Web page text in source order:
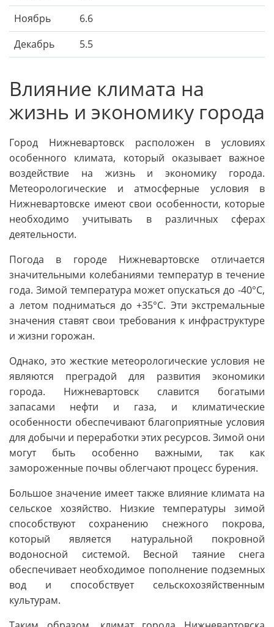
Ноябрь
6.6
Декабрь
5.5
Влияние климата на
жизнь и экономику города
Город Нижневартовск расположен в условиях
особенного климата, который оказывает важное
воздействие на жизнь и экономику города.
Метеорологические и атмосферные условия в
Нижневартовске имеют свои особенности, которые
необходимо учитывать в различных сферах
деятельности.
Погода в городе Нижневартовске отличается
значительными колебаниями температур в течение
года. Зимой температура может опускаться до -40°C,
а летом подниматься до +35°C. Эти экстремальные
значения ставят свои требования к инфраструктуре
и жизни горожан.
Однако, это жесткие метеорологические условия не
являются преградой для развития экономики
города. Нижневартовск славится богатыми
запасами нефти и газа, и климатические
особенности обеспечивают благоприятные условия
для добычи и переработки этих ресурсов. Зимой они
могут быть особенно важными, так как
замороженные почвы облегчают процесс бурения.
Большое значение имеет также влияние климата на
сельское хозяйство. Низкие температуры зимой
способствуют сохранению снежного покрова,
который является натуральной покровной
водоносной системой. Весной таяние снега
обеспечивает необходимое пополнение подземных
вод и способствует сельскохозяйственным
культурам.